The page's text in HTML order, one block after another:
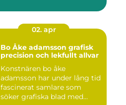
02. apr
Bo Åke adamsson grafisk
precision och lekfullt allvar
Konstnären bo åke
adamsson har under lång tid
fascinerat samlare som
söker grafiska blad med